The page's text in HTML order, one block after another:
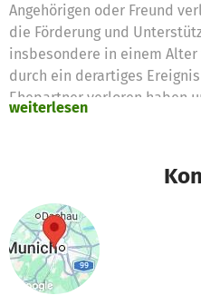
Angehörigen oder Freund
die Förderung und
insbesondere in einem Alter
durch ein derartiges
Ehepartner verloren haben
Stiftung wird insbesondere
verwirklicht: a.
Unterstützung der
("von Betroffenen für
Gruppenamgeboten, d.
Betreuungsangebote für
Einbindung der jeweils
weiterlesen